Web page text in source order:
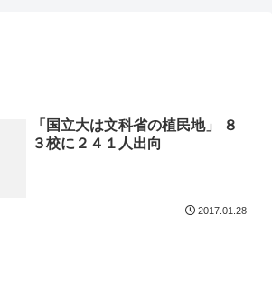
「国立大は文科省の植民地」 ８
３校に２４１人出向
2017.01.28